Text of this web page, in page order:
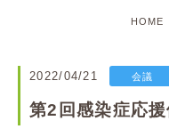
HOME
2022/04/21 会議
第2回感染症応